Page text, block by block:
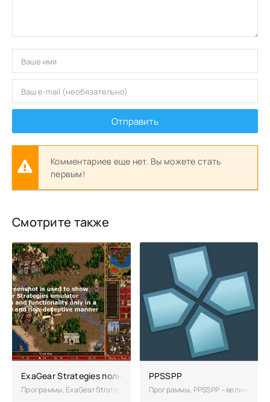
Отправить
Комментариев еще нет. Вы можете стать
первым!
Смотрите также
ExaGear Strategies полная версия
Программы, ExaGear Strategies – качественный эмулятор, который
PPSSPP
Программы, PPSSPP –